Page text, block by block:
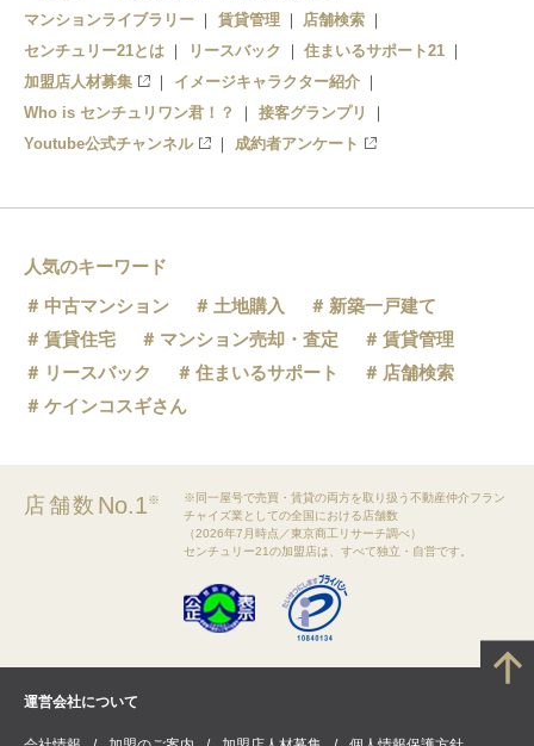
マンションライブラリー
賃貸管理
店舗検索
センチュリー21とは
リースバック
住まいるサポート21
加盟店人材募集
イメージキャラクター紹介
Who is センチュリワン君！？
接客グランプリ
Youtube公式チャンネル
成約者アンケート
人気のキーワード
中古マンション
土地購入
新築一戸建て
賃貸住宅
マンション売却・査定
賃貸管理
リースバック
住まいるサポート
店舗検索
ケインコスギさん
店舗数 No.1※
※同一屋号で売買・賃貸の両方を取り扱う不動産仲介フラン
チャイズ業としての全国における店舗数
（2026年7月時点／東京商工リサーチ調べ）
センチュリー21の加盟店は、すべて独立・自営です。
運営会社について